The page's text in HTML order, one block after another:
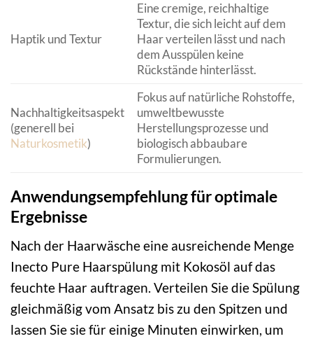
Haptik und Textur
Eine cremige, reichhaltige
Textur, die sich leicht auf dem
Haar verteilen lässt und nach
dem Ausspülen keine
Rückstände hinterlässt.
Nachhaltigkeitsaspekt
(generell bei
Naturkosmetik)
Fokus auf natürliche Rohstoffe,
umweltbewusste
Herstellungsprozesse und
biologisch abbaubare
Formulierungen.
Anwendungsempfehlung für optimale
Ergebnisse
Nach der Haarwäsche eine ausreichende Menge
Inecto Pure Haarspülung mit Kokosöl auf das
feuchte Haar auftragen. Verteilen Sie die Spülung
gleichmäßig vom Ansatz bis zu den Spitzen und
lassen Sie sie für einige Minuten einwirken, um